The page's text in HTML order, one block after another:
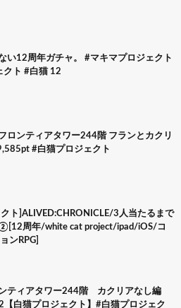
い12周年ガチャ。 #マキマプロジェクト
クト #白猫 12
ロンティアタワー244階 フランとカクリ
#白猫プロジェクト
クト]ALIVED:CHRONICLE/3人当たるまで
周年/white cat project/ipad/iOS/コ
ンRPG]
ンティアタワー244階 カクリアなし編
白猫プロジェクト】#白猫プロジェク